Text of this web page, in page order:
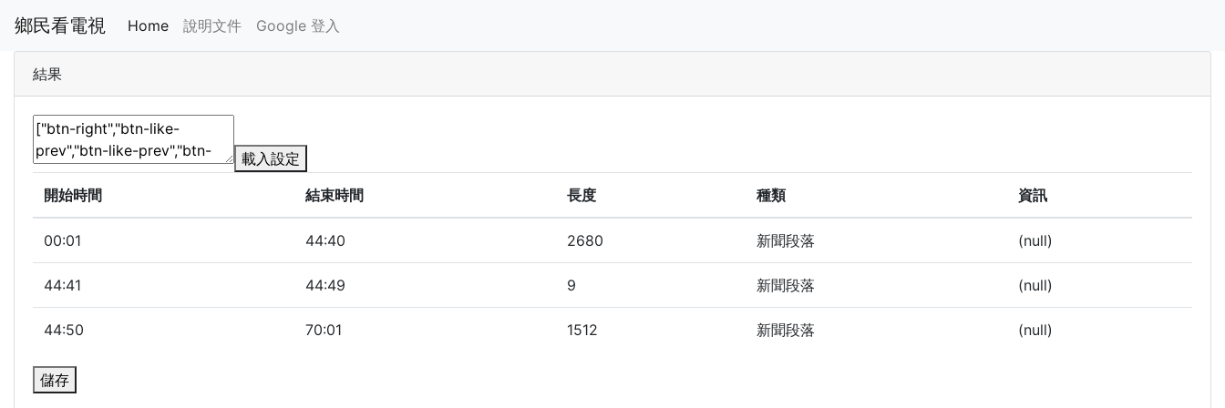
鄉民看電視 Home 說明文件 Google 登入
結果
載入設定
開始時間
結束時間 長度 種類 資訊
00:01 44:40 2680 新聞段落 (null)
44:41 44:49 9 新聞段落 (null)
44:50 70:01 1512 新聞段落 (null)
儲存